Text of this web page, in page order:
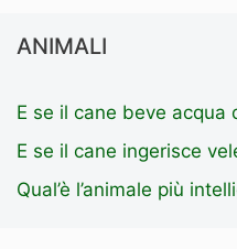
ANIMALI
E se il cane beve acqua
E se il cane ingerisce
Qual’è l’animale più